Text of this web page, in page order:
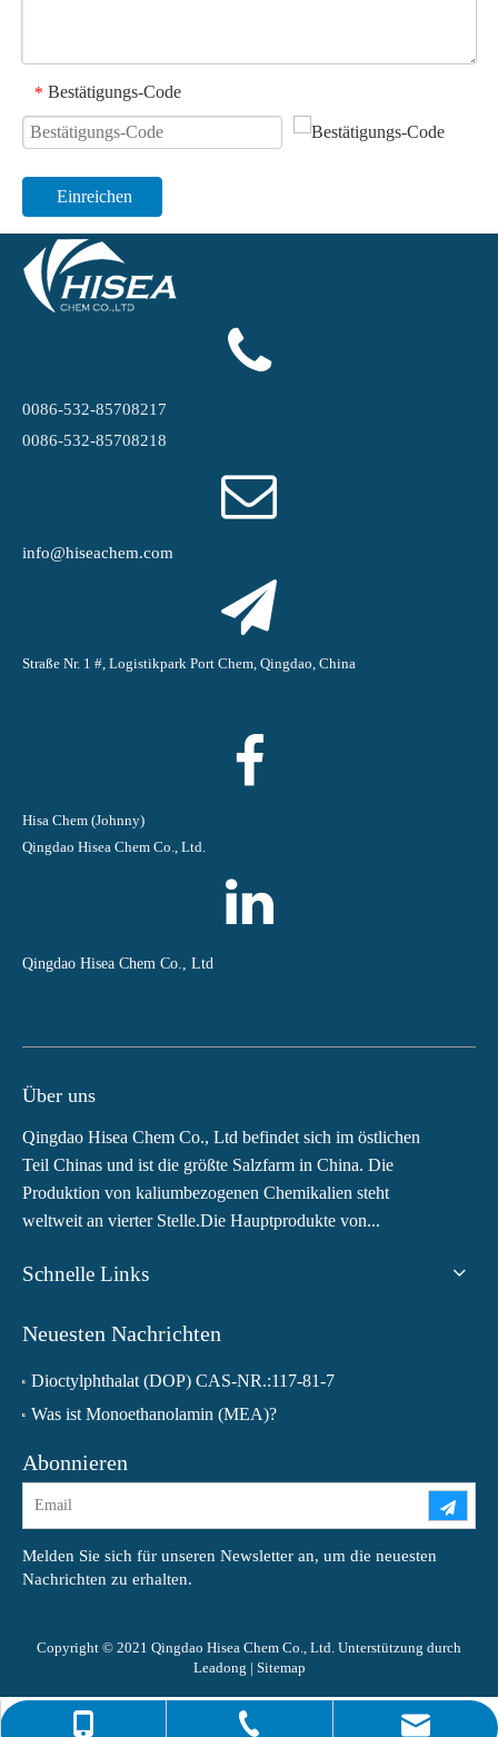
0086-532-85708217
0086-4008266163-82717
info@hiseachem.com
* Bestätigungs-Code
Einreichen
0086-532-85708217
0086-532-85708218
info@hiseachem.com
Straße Nr. 1 #, Logistikpark Port Chem, Qingdao, China
Hisa Chem (Johnny)
Qingdao Hisea Chem Co., Ltd.
Qingdao Hisea Chem Co., Ltd
Über uns
Qingdao Hisea Chem Co., Ltd befindet sich im östlichen
Teil Chinas und ist die größte Salzfarm in China. Die
Produktion von kaliumbezogenen Chemikalien steht
weltweit an vierter Stelle.Die Hauptprodukte von...
Schnelle Links
Neuesten Nachrichten
Dioctylphthalat (DOP) CAS-NR.:117-81-7
Was ist Monoethanolamin (MEA)?
Abonnieren
Melden Sie sich für unseren Newsletter an, um die neuesten
Nachrichten zu erhalten.
Copyright © 2021 Qingdao Hisea Chem Co., Ltd. Unterstützung durch
Leadong | Sitemap